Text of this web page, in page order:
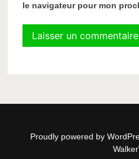
le navigateur pour mon
Proudly powered by